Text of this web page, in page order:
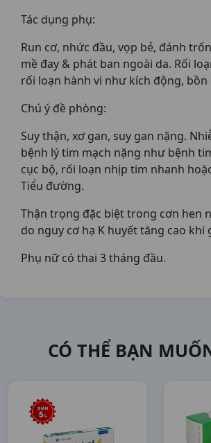
Tác dụng phụ:
Run cơ, nhức đầu, vọp bẻ, đánh
mề đay & phát ban ngoài da. Rối
rối loạn hành vi như kích động, bồn
Chú ý đề phòng:
Suy thận, xơ gan, suy gan nặng.
bệnh lý tim mạch nặng như bệnh
cục bộ, rối loạn nhịp tim nhanh
Tiểu đường.
Thận trọng đặc biệt trong cơn hen
do nguy cơ hạ K huyết tăng cao khi
Phụ nữ có thai 3 tháng đầu.
CÓ THỂ BẠN